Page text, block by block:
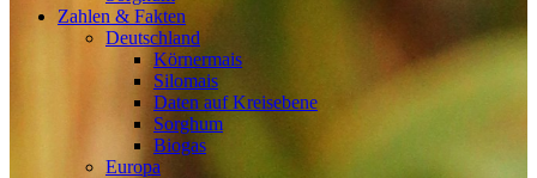
Zahlen & Fakten
Deutschland
Körnermais
Silomais
Daten auf Kreisebene
Sorghum
Biogas
Europa